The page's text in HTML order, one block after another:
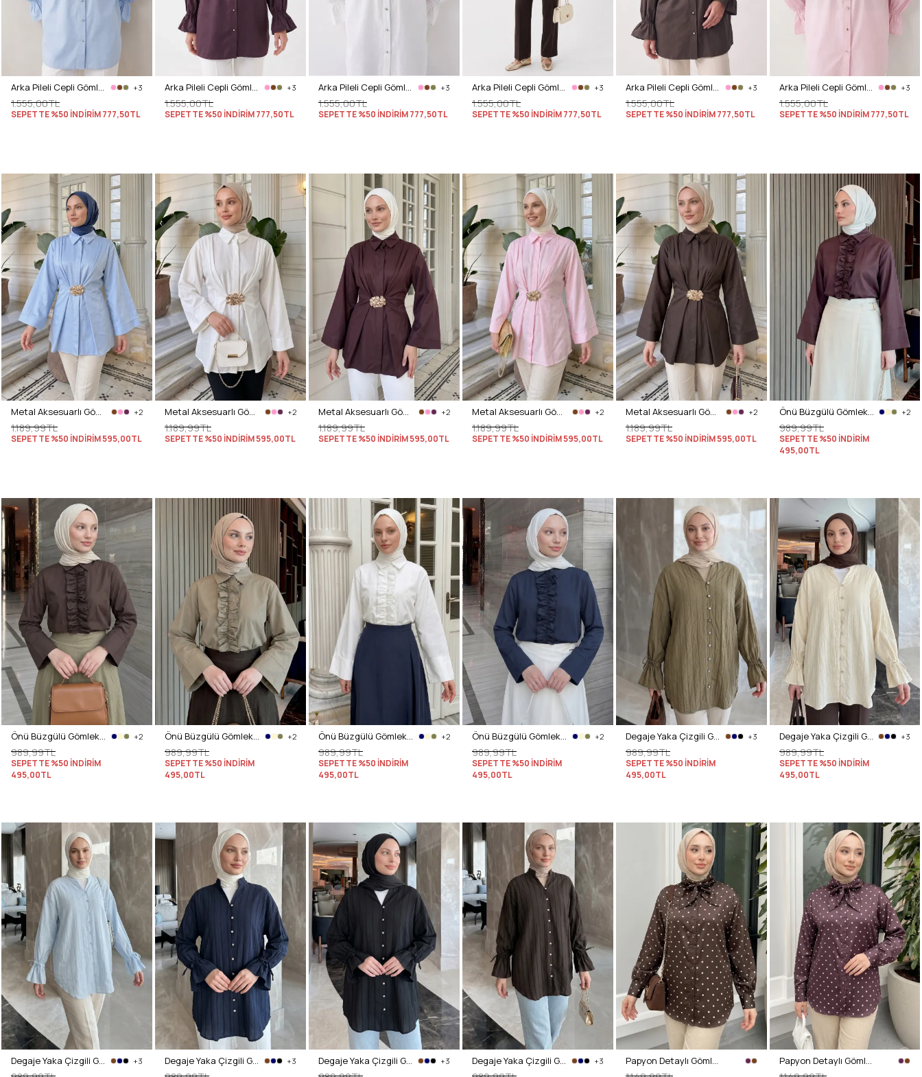
Arka Pileli Cepli Gömlek Y0147 - BEBE MAVİSİ +3
1.555,00TL
SEPETTE %50 İNDİRİM777,50TL
Arka Pileli Cepli Gömlek Y0147 - MÜRDÜM +3
1.555,00TL
SEPETTE %50 İNDİRİM777,50TL
Arka Pileli Cepli Gömlek Y0147 - BEYAZ +3
1.555,00TL
SEPETTE %50 İNDİRİM777,50TL
Arka Pileli Cepli Gömlek Y0147 - AÇIK HAKİ +3
1.555,00TL
SEPETTE %50 İNDİRİM777,50TL
Arka Pileli Cepli Gömlek Y0147 - ACI KAHVE +3
1.555,00TL
SEPETTE %50 İNDİRİM777,50TL
Arka Pileli Cepli Gömlek Y0147 - AÇIK PEMBE +3
1.555,00TL
SEPETTE %50 İNDİRİM777,50TL
Metal Aksesuarlı Gömlek Y0142 - BEBE MAVİSİ +2
1.189,99TL
SEPETTE %50 İNDİRİM595,00TL
Metal Aksesuarlı Gömlek Y0142 - EKRU +2
1.189,99TL
SEPETTE %50 İNDİRİM595,00TL
Metal Aksesuarlı Gömlek Y0142 - MÜRDÜM +2
1.189,99TL
SEPETTE %50 İNDİRİM595,00TL
Metal Aksesuarlı Gömlek Y0142 - PEMBE +2
1.189,99TL
SEPETTE %50 İNDİRİM595,00TL
Metal Aksesuarlı Gömlek Y0142 - A. KAHVE +2
1.189,99TL
SEPETTE %50 İNDİRİM595,00TL
Önü Büzgülü Gömlek Y0125 - MÜRDÜM +2
989,99TL
SEPETTE %50 İNDİRİM
495,00TL
Önü Büzgülü Gömlek Y0125 - KAHVERENGİ +2
989,99TL
SEPETTE %50 İNDİRİM
495,00TL
Önü Büzgülü Gömlek Y0125 - HAKİ +2
989,99TL
SEPETTE %50 İNDİRİM
495,00TL
Önü Büzgülü Gömlek Y0125 - KREM +2
989,99TL
SEPETTE %50 İNDİRİM
495,00TL
Önü Büzgülü Gömlek Y0125 - LACİVERT +2
989,99TL
SEPETTE %50 İNDİRİM
495,00TL
Degaje Yaka Çizgili Gömlek Y0121 - MAT HAKİ +3
989,99TL
SEPETTE %50 İNDİRİM
495,00TL
Degaje Yaka Çizgili Gömlek Y0121 - TEREYAĞ SARISI +3
989,99TL
SEPETTE %50 İNDİRİM
495,00TL
Degaje Yaka Çizgili Gömlek Y0121 - BEBE MAVİSİ +3 Degaje Yaka Çizgili Gömlek Y0121 - LACİVERT +3 Degaje Yaka Çizgili Gömlek Y0121 - SİYAH +3 Degaje Yaka Çizgili Gömlek Y0121 - ACI KAHVE +3 Papyon Detaylı Gömlek Y0120 - KAHVE Papyon Detaylı Gömlek Y0120 - MÜRDÜM